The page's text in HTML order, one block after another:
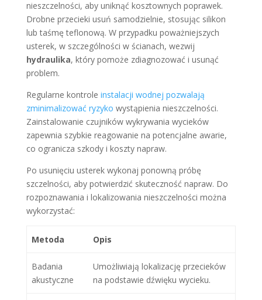
nieszczelności, aby uniknąć kosztownych poprawek.
Drobne przecieki usuń samodzielnie, stosując silikon
lub taśmę teflonową. W przypadku poważniejszych
usterek, w szczególności w ścianach, wezwij
hydraulika, który pomoże zdiagnozować i usunąć
problem.
Regularne kontrole instalacji wodnej pozwalają
zminimalizować ryzyko wystąpienia nieszczelności.
Zainstalowanie czujników wykrywania wycieków
zapewnia szybkie reagowanie na potencjalne awarie,
co ogranicza szkody i koszty napraw.
Po usunięciu usterek wykonaj ponowną próbę
szczelności, aby potwierdzić skuteczność napraw. Do
rozpoznawania i lokalizowania nieszczelności można
wykorzystać:
Metoda Opis
Badania
akustyczne
Umożliwiają lokalizację przecieków
na podstawie dźwięku wycieku.